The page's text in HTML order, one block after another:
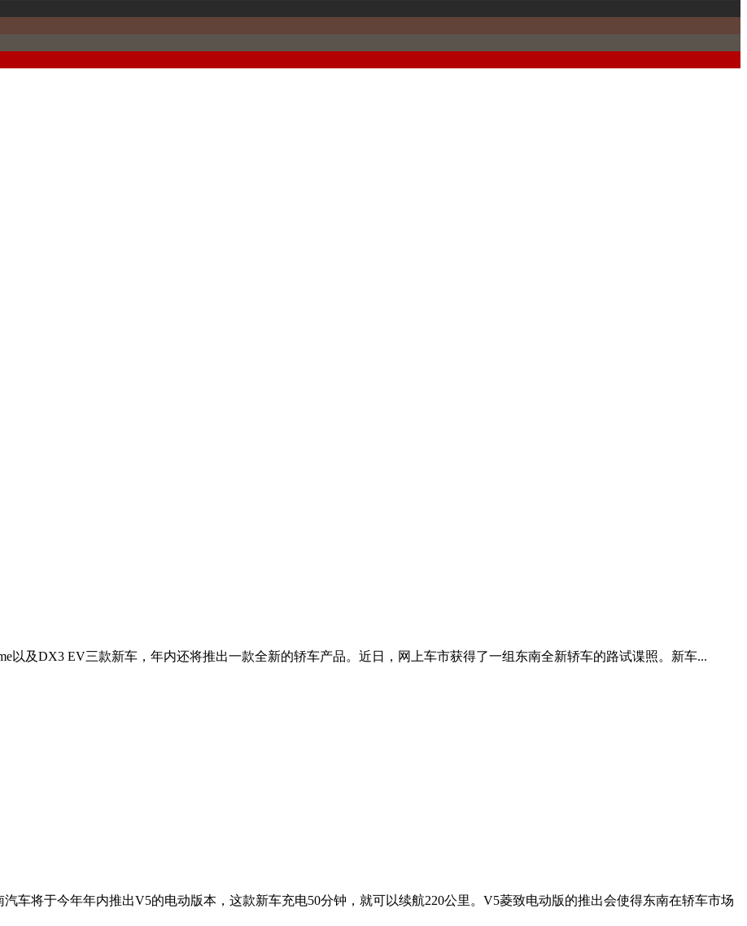
以及DX3 EV三款新车，年内还将推出一款全新的轿车产品。近日，网上车市获得了一组东南全新轿车的路试谍照。新车...
车将于今年年内推出V5的电动版本，这款新车充电50分钟，就可以续航220公里。V5菱致电动版的推出会使得东南在轿车市场